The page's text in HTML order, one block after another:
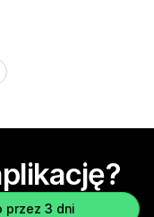
przez 3 dni